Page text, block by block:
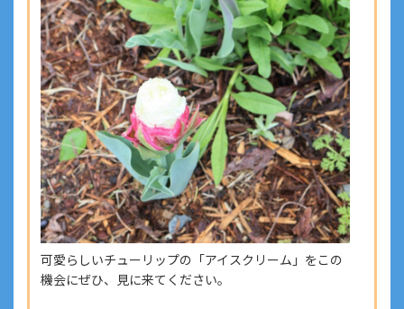
可愛らしいチューリップの「アイスクリーム」をこの
機会にぜひ、見に来てください。